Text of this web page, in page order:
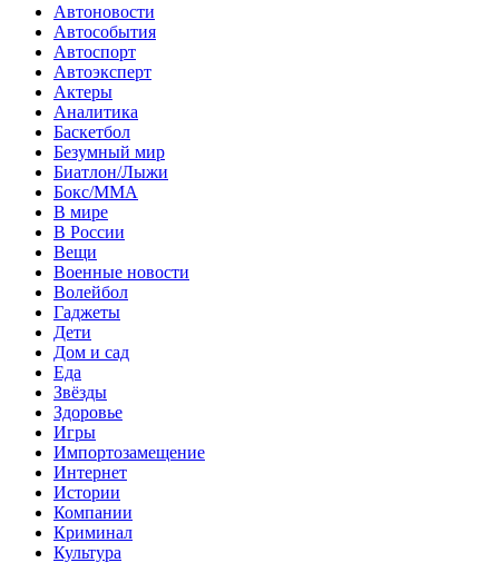
Автоновости
Автособытия
Автоспорт
Автоэксперт
Актеры
Аналитика
Баскетбол
Безумный мир
Биатлон/Лыжи
Бокс/MMA
В мире
В России
Вещи
Военные новости
Волейбол
Гаджеты
Дети
Дом и сад
Еда
Звёзды
Здоровье
Игры
Импортозамещение
Интернет
Истории
Компании
Криминал
Культура